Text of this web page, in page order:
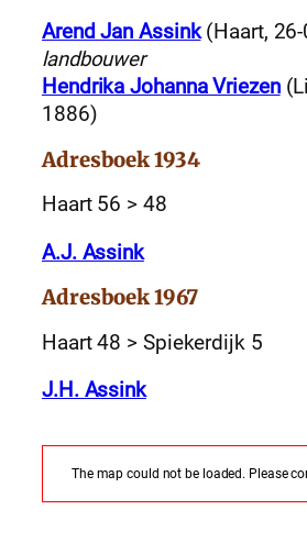
Arend Jan Assink(Haart, 26-
landbouwer
Hendrika Johanna Vriezen
1886)
Adresboek 1934
Haart 56 > 48
A.J. Assink
Adresboek 1967
Haart 48 > Spiekerdijk 5
J.H. Assink
The map could not be loaded. Please